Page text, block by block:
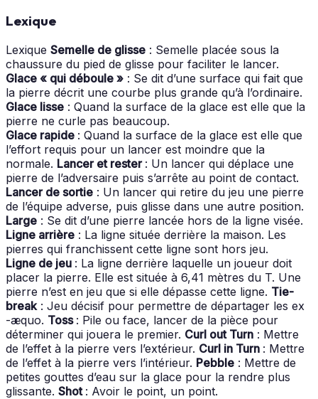
Lexique
Lexique Semelle de glisse : Semelle placée sous la
chaussure du pied de glisse pour faciliter le lancer.
Glace « qui déboule » : Se dit d’une surface qui fait que
la pierre décrit une courbe plus grande qu’à l’ordinaire.
Glace lisse : Quand la surface de la glace est elle que la
pierre ne curle pas beaucoup.
Glace rapide : Quand la surface de la glace est elle que
l’effort requis pour un lancer est moindre que la
normale. Lancer et rester : Un lancer qui déplace une
pierre de l’adversaire puis s’arrête au point de contact.
Lancer de sortie : Un lancer qui retire du jeu une pierre
de l’équipe adverse, puis glisse dans une autre position.
Large : Se dit d’une pierre lancée hors de la ligne visée.
Ligne arrière : La ligne située derrière la maison. Les
pierres qui franchissent cette ligne sont hors jeu.
Ligne de jeu : La ligne derrière laquelle un joueur doit
placer la pierre. Elle est située à 6,41 mètres du T. Une
pierre n’est en jeu que si elle dépasse cette ligne. Tie-
break: Jeu décisif pour permettre de départager les ex
-æquo. Toss : Pile ou face, lancer de la pièce pour
déterminer qui jouera le premier. Curl out Turn : Mettre
de l’effet à la pierre vers l’extérieur. Curl in Turn : Mettre
de l’effet à la pierre vers l’intérieur. Pebble : Mettre de
petites gouttes d’eau sur la glace pour la rendre plus
glissante. Shot : Avoir le point, un point.